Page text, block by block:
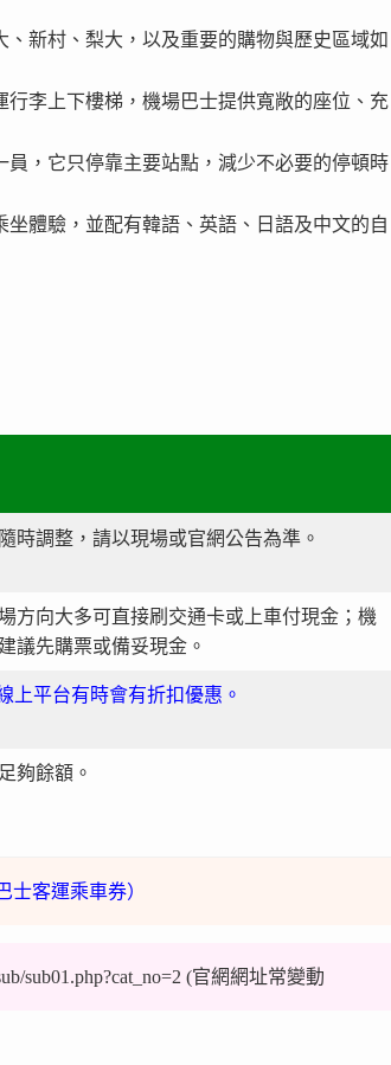
、新村、梨大，以及重要的購物與歷史區域如
行李上下樓梯，機場巴士提供寬敞的座位、充
員，它只停靠主要站點，減少不必要的停頓時
體驗，並配有韓語、英語、日語及中文的自
時調整，請以現場或官網公告為準。
方向大多可直接刷交通卡或上車付現金；機
議先購票或備妥現金。
上平台有時會有折扣優惠。
夠餘額。
士客運乘車券）
sub01.php?cat_no=2 (官網網址常變動